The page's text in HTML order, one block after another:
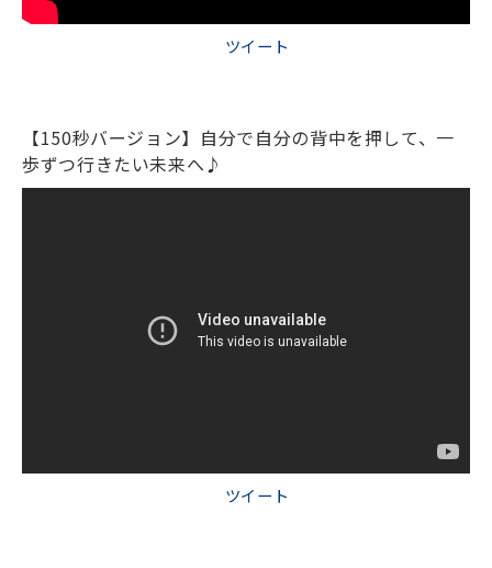
ツイート
【150秒バージョン】自分で自分の背中を押して、一
歩ずつ行きたい未来へ♪
ツイート